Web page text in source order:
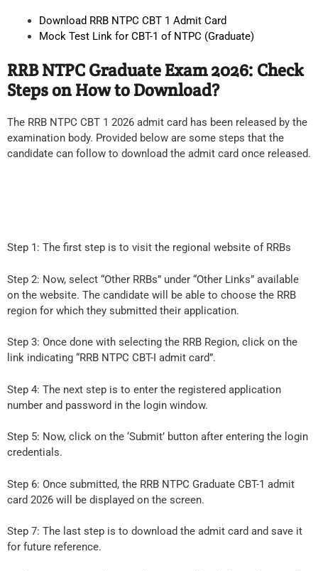
Download RRB NTPC CBT 1 Admit Card
Mock Test Link for CBT-1 of NTPC (Graduate)
RRB NTPC Graduate Exam 2026: Check
Steps on How to Download?
The RRB NTPC CBT 1 2026 admit card has been released by the
examination body. Provided below are some steps that the
candidate can follow to download the admit card once released.
Step 1: The first step is to visit the regional website of RRBs
Step 2: Now, select “Other RRBs” under “Other Links” available
on the website. The candidate will be able to choose the RRB
region for which they submitted their application.
Step 3: Once done with selecting the RRB Region, click on the
link indicating “RRB NTPC CBT-I admit card”.
Step 4: The next step is to enter the registered application
number and password in the login window.
Step 5: Now, click on the ‘Submit’ button after entering the login
credentials.
Step 6: Once submitted, the RRB NTPC Graduate CBT-1 admit
card 2026 will be displayed on the screen.
Step 7: The last step is to download the admit card and save it
for future reference.